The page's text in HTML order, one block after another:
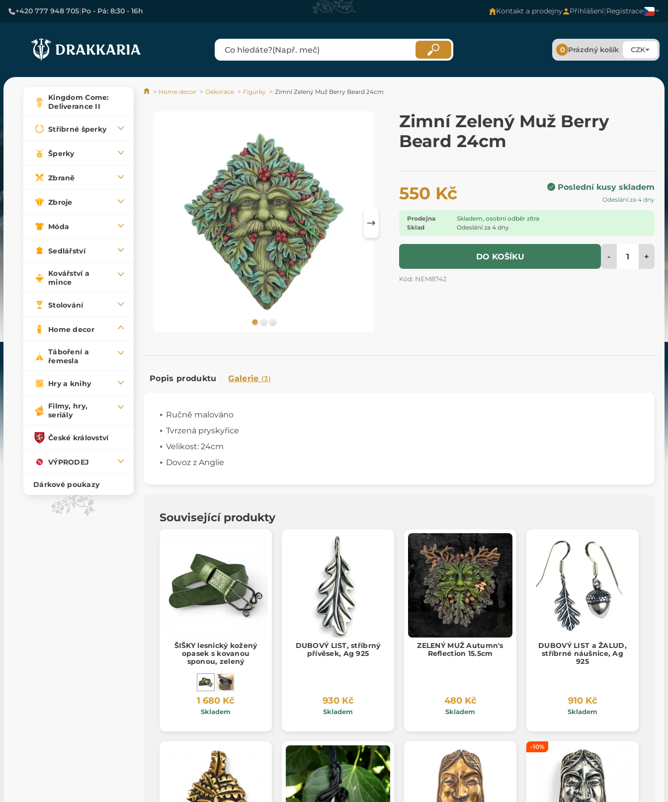
+420 777 948 705|Po - Pá: 8:30 - 16h Kontakt a prodejny Přihlášení|Registrace
0 Prázdný košík CZK
Kingdom Come:
Deliverance II
Stříbrné šperky
Šperky
Zbraně
Zbroje
Móda
Sedlářství
Kovářství a
mince
Stolování
Home decor
Táboření a
řemesla
Hry a knihy
Filmy, hry,
seriály
České království
VÝPRODEJ
Dárkové poukazy
Home decor Dekorace Figurky Zimní Zelený Muž Berry Beard 24cm
Zimní Zelený Muž Berry
Beard 24cm
550 Kč Poslední kusy skladem
Odeslání za 4 dny
Prodejna
Skladem, osobní odběr zítra
Sklad
Odeslání za 4 dny
DO KOŠÍKU - +
Kód: NEM8742
Popis produktu Galerie (3)
Ručně malováno
Tvrzená pryskyřice
Velikost: 24cm
Dovoz z Anglie
Související produkty
ŠIŠKY lesnický kožený
opasek s kovanou
sponou, zelený
1 680 Kč
Skladem
DUBOVÝ LIST, stříbrný
přívěsek, Ag 925
930 Kč
Skladem
ZELENÝ MUŽ Autumn's
Reflection 15.5cm
480 Kč
Skladem
DUBOVÝ LIST a ŽALUD,
stříbrné náušnice, Ag
925
910 Kč
Skladem
-10%